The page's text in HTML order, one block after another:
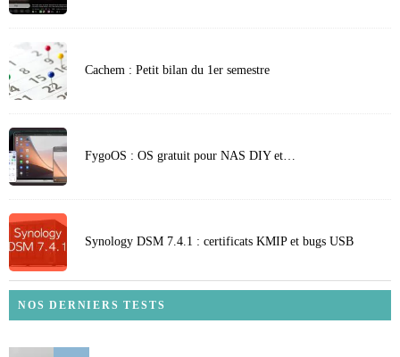
Cachem : Petit bilan du 1er semestre
FygoOS : OS gratuit pour NAS DIY et…
Synology DSM 7.4.1 : certificats KMIP et bugs USB
NOS DERNIERS TESTS